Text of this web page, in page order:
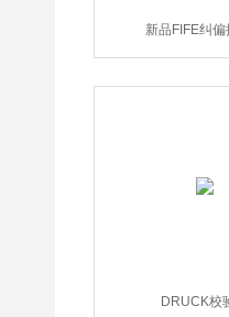
新品FIFE纠偏
DRUCK校